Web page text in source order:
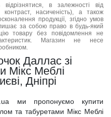
в залежності від
контраст, насиченість), а також
продукції, згідно умов
за собою право в будь-який
товару без повідомлення не
Магазин не несе
Даллас зі
Мікс Меблі
Дніпрі
ми пропонуємо купити
та табуретами Мікс Меблі